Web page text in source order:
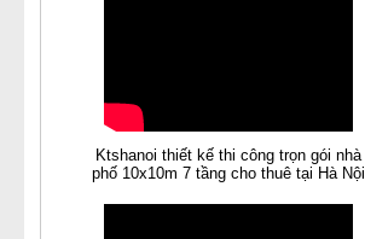
Ktshanoi thiết kế thi công trọn gói nhà
phố 10x10m 7 tầng cho thuê tại Hà Nội